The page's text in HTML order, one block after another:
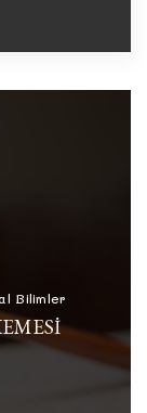
Bilimler